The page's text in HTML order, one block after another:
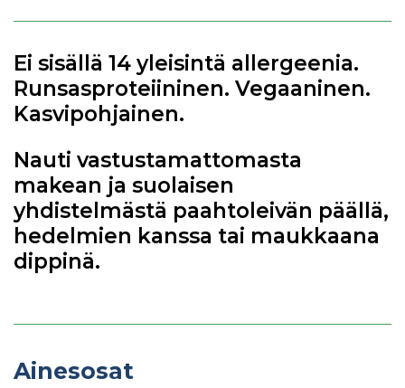
Ei sisällä 14 yleisintä allergeenia.
Runsasproteiininen. Vegaaninen.
Kasvipohjainen.
Nauti vastustamattomasta
makean ja suolaisen
yhdistelmästä paahtoleivän päällä,
hedelmien kanssa tai maukkaana
dippinä.
Ainesosat